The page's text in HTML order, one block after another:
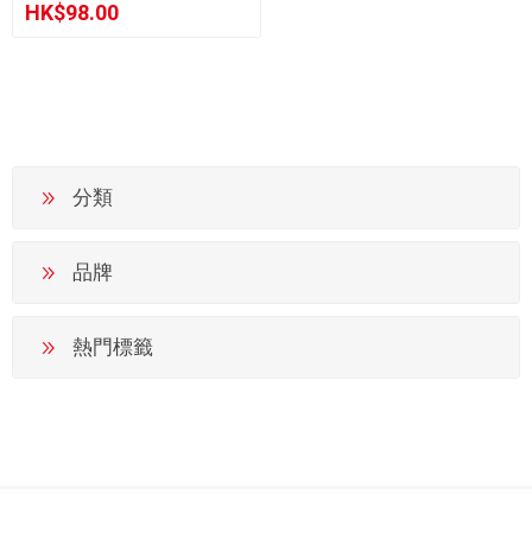
HK$98.00
分類
品牌
熱門標籤